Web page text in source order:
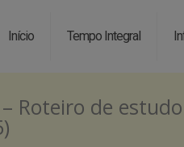
Início Tempo Integral
Roteiro de